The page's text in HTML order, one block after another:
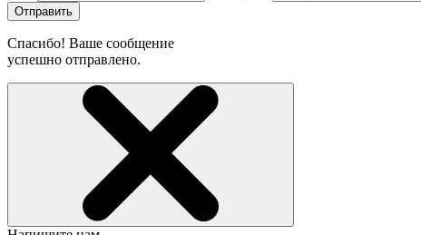
Отправить
Спасибо! Ваше сообщение
успешно отправлено.